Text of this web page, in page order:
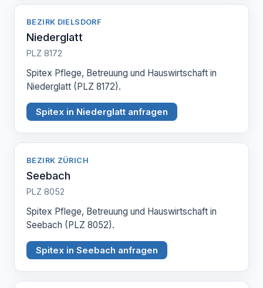
BEZIRK DIELSDORF
Niederglatt
PLZ 8172
Spitex Pflege, Betreuung und Hauswirtschaft in
Niederglatt (PLZ 8172).
Spitex in Niederglatt anfragen
BEZIRK ZÜRICH
Seebach
PLZ 8052
Spitex Pflege, Betreuung und Hauswirtschaft in
Seebach (PLZ 8052).
Spitex in Seebach anfragen